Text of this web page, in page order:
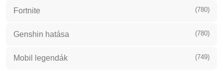
Fortnite (780)
Genshin hatása (780)
Mobil legendák (749)